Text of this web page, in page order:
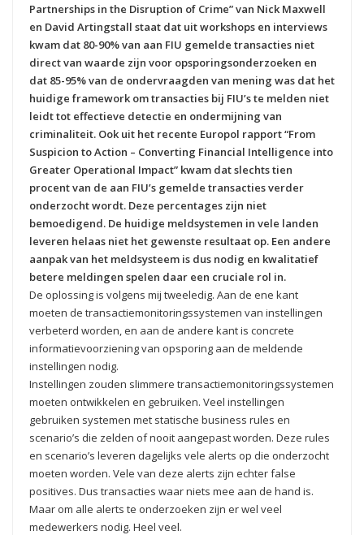
Partnerships in the Disruption of Crime” van Nick Maxwell
en David Artingstall staat dat uit workshops en interviews
kwam dat 80-90% van aan FIU gemelde transacties niet
direct van waarde zijn voor opsporingsonderzoeken en
dat 85-95% van de ondervraagden van mening was dat het
huidige framework om transacties bij FIU’s te melden niet
leidt tot effectieve detectie en ondermijning van
criminaliteit. Ook uit het recente Europol rapport “From
Suspicion to Action – Converting Financial Intelligence into
Greater Operational Impact” kwam dat slechts tien
procent van de aan FIU’s gemelde transacties verder
onderzocht wordt. Deze percentages zijn niet
bemoedigend. De huidige meldsystemen in vele landen
leveren helaas niet het gewenste resultaat op. Een andere
aanpak van het meldsysteem is dus nodig en kwalitatief
betere meldingen spelen daar een cruciale rol in.
De oplossing is volgens mij tweeledig. Aan de ene kant
moeten de transactiemonitoringssystemen van instellingen
verbeterd worden, en aan de andere kant is concrete
informatievoorziening van opsporing aan de meldende
instellingen nodig.
Instellingen zouden slimmere transactiemonitoringssystemen
moeten ontwikkelen en gebruiken. Veel instellingen
gebruiken systemen met statische business rules en
scenario’s die zelden of nooit aangepast worden. Deze rules
en scenario’s leveren dagelijks vele alerts op die onderzocht
moeten worden. Vele van deze alerts zijn echter false
positives. Dus transacties waar niets mee aan de hand is.
Maar om alle alerts te onderzoeken zijn er wel veel
medewerkers nodig. Heel veel.